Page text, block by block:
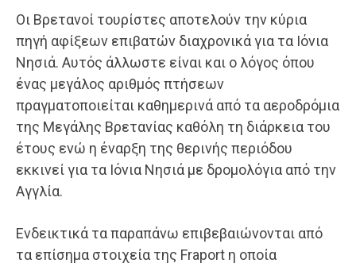
Οι Βρετανοί τουρίστες αποτελούν την κύρια
πηγή αφίξεων επιβατών διαχρονικά για τα Ιόνια
Νησιά. Αυτός άλλωστε είναι και ο λόγος όπου
ένας μεγάλος αριθμός πτήσεων
πραγματοποιείται καθημερινά από τα αεροδρόμια
της Μεγάλης Βρετανίας καθόλη τη διάρκεια του
έτους ενώ η έναρξη της θερινής περιόδου
εκκινεί για τα Ιόνια Νησιά με δρομολόγια από την
Αγγλία.
Ενδεικτικά τα παραπάνω επιβεβαιώνονται από
τα επίσημα στοιχεία της Fraport η οποία